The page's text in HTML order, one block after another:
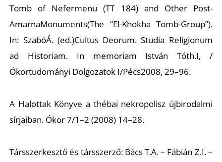
Tomb of Nefermenu (TT 184) and Other Post-
AmarnaMonuments(The “El-Khokha Tomb-Group”).
In: SzabóÁ. (ed.)Cultus Deorum. Studia Religionum
ad Historiam. In memoriam István Tóth.I, /
Ókortudományi Dolgozatok I/Pécs2008, 29–96.
A Halottak Könyve a thébai nekropolisz újbirodalmi
sírjaiban. Ókor7/1–2 (2008) 14–28.
Társszerkesztő és társszerző: Bács T.A. – Fábián Z.I. –